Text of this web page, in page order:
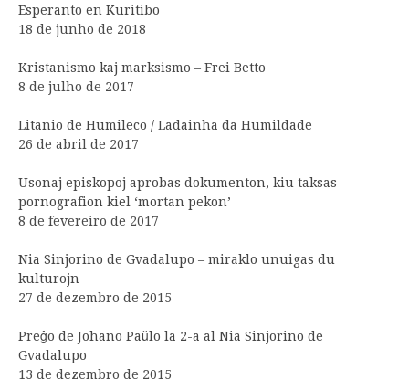
Esperanto en Kuritibo
18 de junho de 2018
Kristanismo kaj marksismo – Frei Betto
8 de julho de 2017
Litanio de Humileco / Ladainha da Humildade
26 de abril de 2017
Usonaj episkopoj aprobas dokumenton, kiu taksas
pornografion kiel ‘mortan pekon’
8 de fevereiro de 2017
Nia Sinjorino de Gvadalupo – miraklo unuigas du
kulturojn
27 de dezembro de 2015
Preĝo de Johano Paŭlo la 2-a al Nia Sinjorino de
Gvadalupo
13 de dezembro de 2015